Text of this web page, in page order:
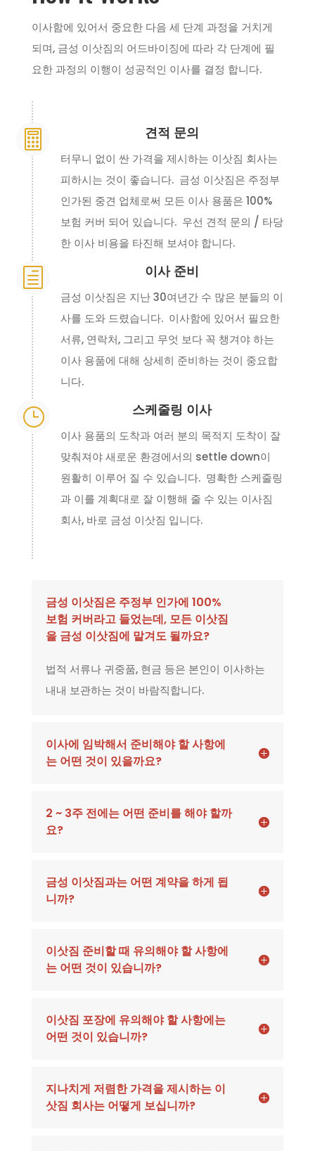
이사함에 있어서 중요한 다음 세 단계 과정을 거치게
되며, 금성 이삿짐의 어드바이징에 따라 각 단계에 필
요한 과정의 이행이 성공적인 이사를 결정 합니다.
 견적 문의
터무니 없이 싼 가격을 제시하는 이삿짐 회사는
피하시는 것이 좋습니다. 금성 이삿짐은 주정부
인가된 중견 업체로써 모든 이사 용품은 100%
보험 커버 되어 있습니다. 우선 견적 문의 / 타당
한 이사 비용을 타진해 보셔야 합니다.
h 이사 준비
금성 이삿짐은 지난 30여년간 수 많은 분들의 이
사를 도와 드렸습니다. 이사함에 있어서 필요한
서류, 연락처, 그리고 무엇 보다 꼭 챙겨야 하는
이사 용품에 대해 상세히 준비하는 것이 중요합
니다.
} 스케줄링 이사
이사 용품의 도착과 여러 분의 목적지 도착이 잘
맞춰져야 새로운 환경에서의 settle down이
원활히 이루어 질 수 있습니다. 명확한 스케줄링
과 이를 계획대로 잘 이행해 줄 수 있는 이사짐
회사, 바로 금성 이삿짐 입니다.
금성 이삿짐은 주정부 인가에 100%
보험 커버라고 들었는데, 모든 이삿짐
을 금성 이삿짐에 맡겨도 될까요?
법적 서류나 귀중품, 현금 등은 본인이 이사하는
내내 보관하는 것이 바람직합니다.
이사에 임박해서 준비해야 할 사항에
는 어떤 것이 있을까요?
2 ~ 3주 전에는 어떤 준비를 해야 할까
요?
금성 이삿짐과는 어떤 계약을 하게 됩
니까?
이삿짐 준비할 때 유의해야 할 사항에
는 어떤 것이 있습니까?
이삿짐 포장에 유의해야 할 사항에는
어떤 것이 있습니까?
지나치게 저렴한 가격을 제시하는 이
삿짐 회사는 어떻게 보십니까?